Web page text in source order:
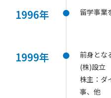
1996年 留学事業
1999年
前身とな
(株)設立
株主：ダ
事、他